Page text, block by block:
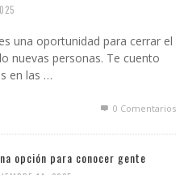
una oportunidad para cerrar el
nuevas personas. Te cuento
en las …
0 Comentarios
opción para conocer gente